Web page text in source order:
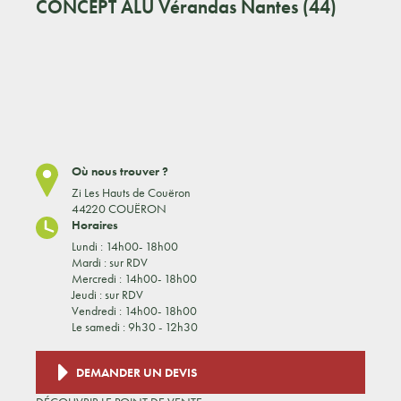
CONCEPT ALU Vérandas Nantes (44)
Où nous trouver ?
Zi Les Hauts de Couëron
44220 COUËRON
Horaires
Lundi : 14h00- 18h00
Mardi : sur RDV
Mercredi : 14h00- 18h00
Jeudi : sur RDV
Vendredi : 14h00- 18h00
Le samedi : 9h30 - 12h30
DEMANDER UN DEVIS